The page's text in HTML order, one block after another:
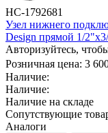
НС-1792681
Узел нижнего
Design прямой 1/
Авторизуйтесь,
Розничная цена: 3
Наличие:
Наличие:
Наличие на складе
Сопутствующие
Аналоги